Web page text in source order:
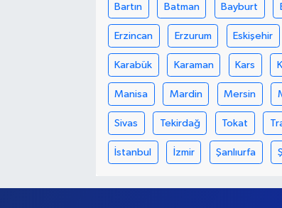
Bartın Batman Bayburt
Erzincan Erzurum Eskişehir
Karabük Karaman Kars
Manisa Mardin Mersin
Sivas Tekirdağ Tokat
İstanbul İzmir Şanlıurfa